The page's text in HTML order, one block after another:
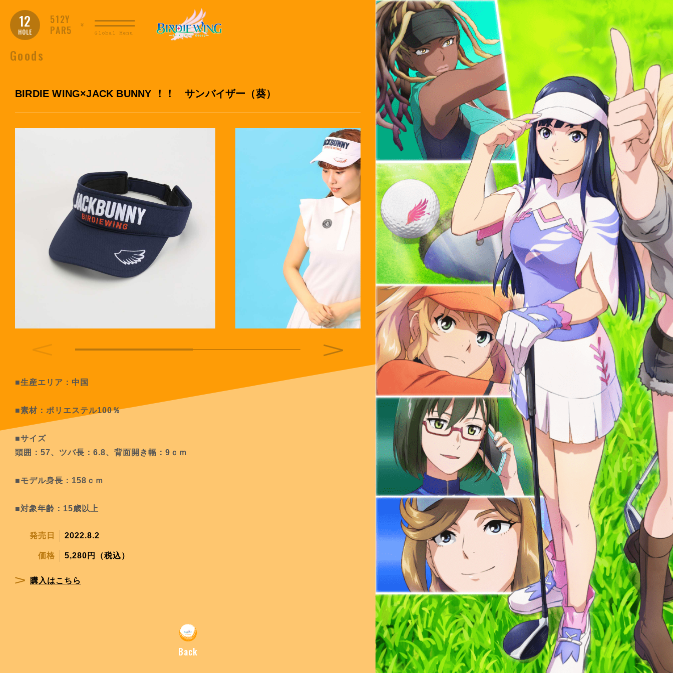
12
HOLE
512Y
PAR5
Global Menu
Goods
BIRDIE WING×JACK BUNNY ！！ サンバイザー（葵）
■生産エリア：中国
■素材：ポリエステル100％
■サイズ
頭囲：57、ツバ長：6.8、背面開き幅：9ｃｍ
■モデル身長：158ｃｍ
■対象年齢：15歳以上
発売日 2022.8.2
価格 5,280円（税込）
購入はこちら
Back